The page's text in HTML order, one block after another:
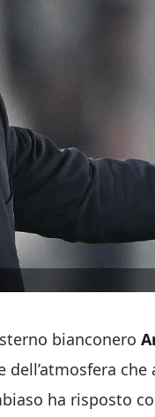
bianconero
dell’atmosfera
ha risposto